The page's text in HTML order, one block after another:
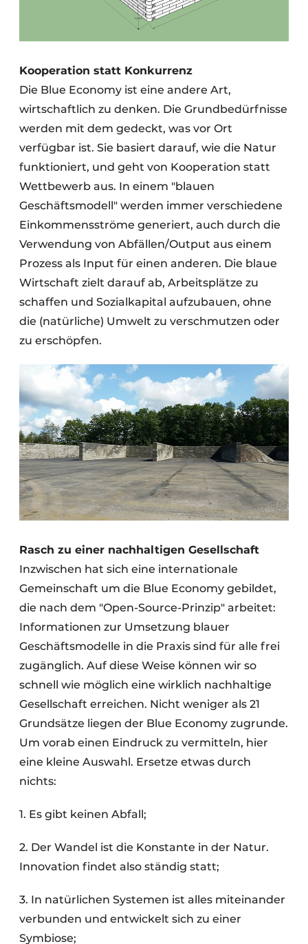
Kooperation statt Konkurrenz
Die Blue Economy ist eine andere Art,
wirtschaftlich zu denken. Die Grundbedürfnisse
werden mit dem gedeckt, was vor Ort
verfügbar ist. Sie basiert darauf, wie die Natur
funktioniert, und geht von Kooperation statt
Wettbewerb aus. In einem "blauen
Geschäftsmodell" werden immer verschiedene
Einkommensströme generiert, auch durch die
Verwendung von Abfällen/Output aus einem
Prozess als Input für einen anderen. Die blaue
Wirtschaft zielt darauf ab, Arbeitsplätze zu
schaffen und Sozialkapital aufzubauen, ohne
die (natürliche) Umwelt zu verschmutzen oder
zu erschöpfen.
Rasch zu einer nachhaltigen Gesellschaft
Inzwischen hat sich eine internationale
Gemeinschaft um die Blue Economy gebildet,
die nach dem "Open-Source-Prinzip" arbeitet:
Informationen zur Umsetzung blauer
Geschäftsmodelle in die Praxis sind für alle frei
zugänglich. Auf diese Weise können wir so
schnell wie möglich eine wirklich nachhaltige
Gesellschaft erreichen. Nicht weniger als 21
Grundsätze liegen der Blue Economy zugrunde.
Um vorab einen Eindruck zu vermitteln, hier
eine kleine Auswahl. Ersetze etwas durch
nichts:
1. Es gibt keinen Abfall;
2. Der Wandel ist die Konstante in der Natur.
Innovation findet also ständig statt;
3. In natürlichen Systemen ist alles miteinander
verbunden und entwickelt sich zu einer
Symbiose;